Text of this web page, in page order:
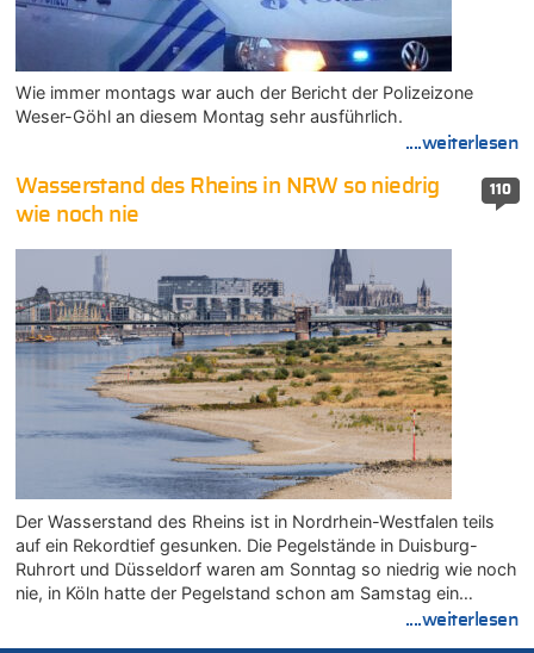
Wie immer montags war auch der Bericht der Polizeizone
Weser-Göhl an diesem Montag sehr ausführlich.
....weiterlesen
110
Wasserstand des Rheins in NRW so niedrig
wie noch nie
Der Wasserstand des Rheins ist in Nordrhein-Westfalen teils
auf ein Rekordtief gesunken. Die Pegelstände in Duisburg-
Ruhrort und Düsseldorf waren am Sonntag so niedrig wie noch
nie, in Köln hatte der Pegelstand schon am Samstag ein…
....weiterlesen